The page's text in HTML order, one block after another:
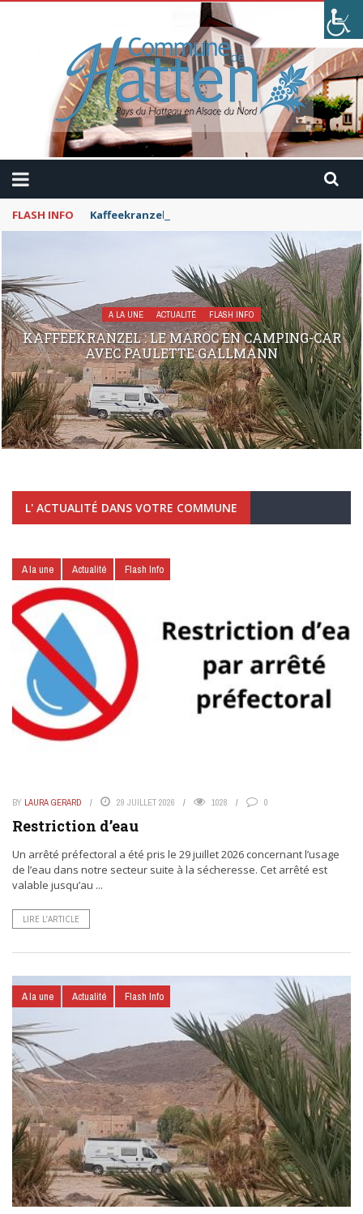
FLASH INFO Kaffeekranzel : Le Maroc en camping-car avec
A LA UNE ACTUALITÉ FLASH INFO
KAFFEEKRANZEL : LE MAROC EN CAMPING-CAR
AVEC PAULETTE GALLMANN
L' ACTUALITÉ DANS VOTRE COMMUNE
A la une Actualité Flash Info
BY LAURA GERARD 29 JUILLET 2026 1028 0
Restriction d’eau
Un arrêté préfectoral a été pris le 29 juillet 2026 concernant l’usage
de l’eau dans notre secteur suite à la sécheresse. Cet arrêté est
valable jusqu’au ...
LIRE L’ARTICLE
A la une Actualité Flash Info